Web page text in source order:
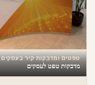
טפטים ומדבקות קיר בעסקים
מדבקות טפט לעסקים